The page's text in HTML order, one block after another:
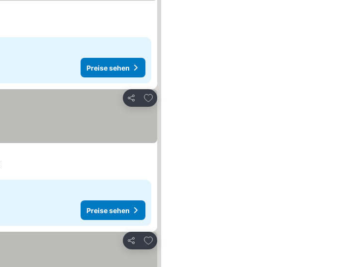
Preise sehen
Teilen
Zu Favoriten hinzufügen
Preise sehen
Teilen
Zu Favoriten hinzufügen